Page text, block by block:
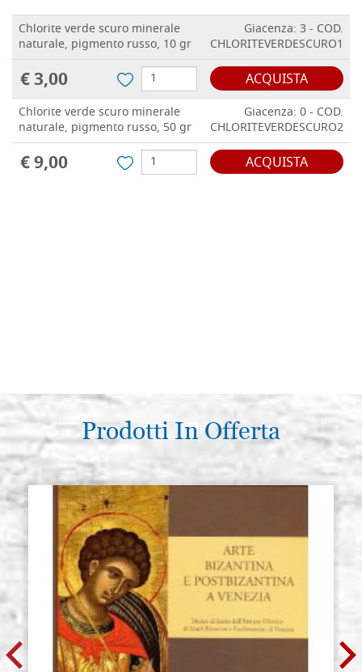
Chlorite verde scuro minerale
naturale, pigmento russo, 10 gr
Giacenza: 3 - COD.
CHLORITEVERDESCURO1
€ 3,00 ACQUISTA
Chlorite verde scuro minerale
naturale, pigmento russo, 50 gr
Giacenza: 0 - COD.
CHLORITEVERDESCURO2
€ 9,00 ACQUISTA
Prodotti In Offerta